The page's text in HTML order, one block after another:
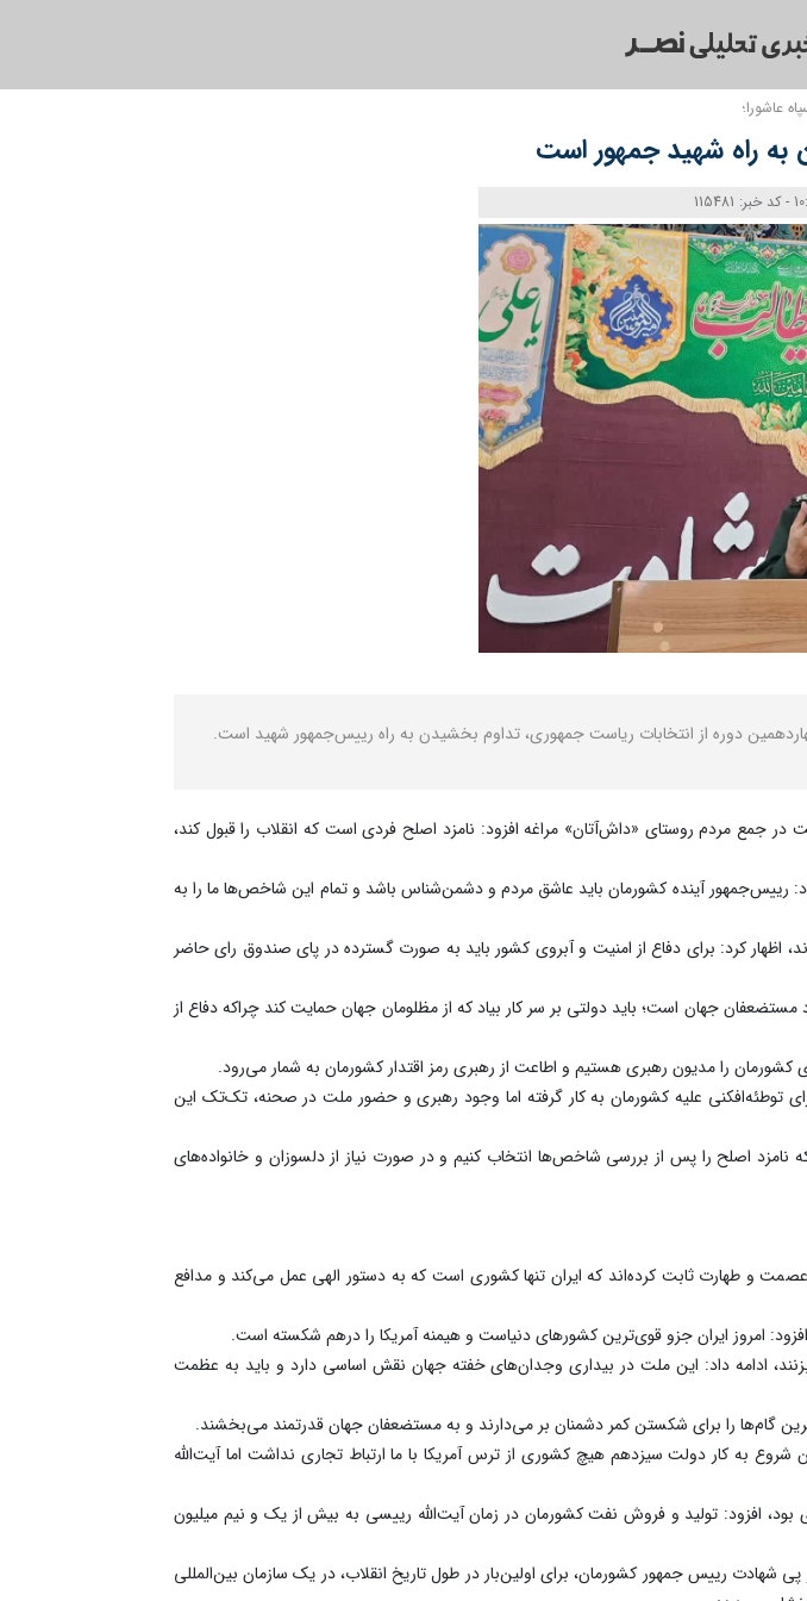
عاشورا؛
راه شهید جمهور است
دوره از انتخابات ریاست جمهوری، تداوم بخشیدن به راه رییس‌جمهور شهید است.
مردم روستای «داش‌آتان» مراغه افزود: نامزد اصلح فردی است که انقلاب را قبول کند،
رییس‌جمهور آینده کشورمان باید عاشق مردم و دشمن‌شناس باشد و تمام این شاخص‌ها ما را به
اظهار کرد: برای دفاع از امنیت و آبروی کشور باید به صورت گسترده در پای صندوق رای حاضر
جهان است؛ باید دولتی بر سر کار بیاد که از مظلومان جهان حمایت کند چراکه دفاع از
کشورمان را مدیون رهبری هستیم و اطاعت از رهبری رمز اقتدار کشورمان به شمار می‌رود.
توطئه‌افکنی علیه کشورمان به کار گرفته اما وجود رهبری و حضور ملت در صحنه، تک‌تک این
نامزد اصلح را پس از بررسی شاخص‌ها انتخاب کنیم و در صورت نیاز از دلسوزان و خانواده‌های
و طهارت ثابت کرده‌اند که ایران تنها کشوری است که به دستور الهی عمل می‌کند و مدافع
افزود: امروز ایران جزو قوی‌ترین کشورهای دنیاست و هیمنه آمریکا را درهم شکسته است.
ادامه داد: این ملت در بیداری وجدان‌های خفته جهان نقش اساسی دارد و باید به عظمت
گام‌ها را برای شکستن کمر دشمنان بر می‌دارند و به مستضعفان جهان قدرتمند می‌بخشند.
شروع به کار دولت سیزدهم هیچ کشوری از ترس آمریکا با ما ارتباط تجاری نداشت اما آیت‌الله
دوازدهم بدون مشتری بود، افزود: تولید و فروش نفت کشورمان در زمان آیت‌الله رییسی به بیش از یک و نیم میلیون
افزود: در پی شهادت رییس جمهور کشورمان، برای اولین‌بار در طول تاریخ انقلاب، در یک سازمان بین‌المللی